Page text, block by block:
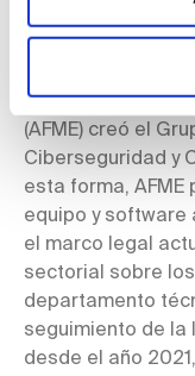
de presunción de
soluciones
Asociación de
(AFME) creó el
Ciberseguridad y
esta forma,
equipo y software
el marco legal
sectorial sobre
departamento
seguimiento de la
desde el año